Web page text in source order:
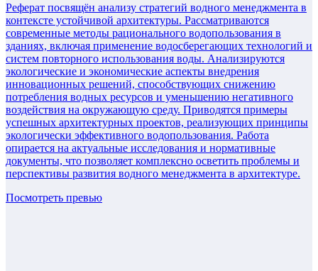
Реферат посвящён анализу стратегий водного менеджмента в
контексте устойчивой архитектуры. Рассматриваются
современные методы рационального водопользования в
зданиях, включая применение водосберегающих технологий и
систем повторного использования воды. Анализируются
экологические и экономические аспекты внедрения
инновационных решений, способствующих снижению
потребления водных ресурсов и уменьшению негативного
воздействия на окружающую среду. Приводятся примеры
успешных архитектурных проектов, реализующих принципы
экологически эффективного водопользования. Работа
опирается на актуальные исследования и нормативные
документы, что позволяет комплексно осветить проблемы и
перспективы развития водного менеджмента в архитектуре.
Посмотреть превью